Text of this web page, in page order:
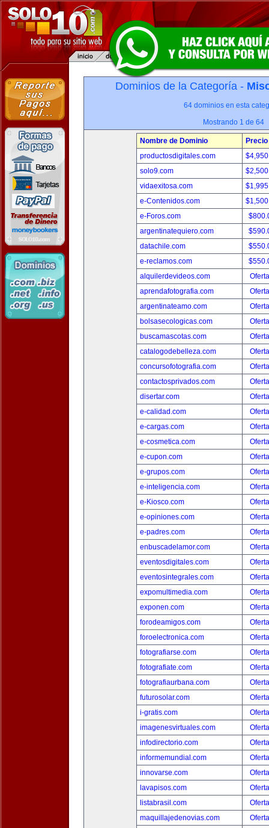
Dominios de la Categoría -
64 dominios en esta
Mostrando 1 de 64
Nombre de Dominio
Precio
productosdigitales.com
solo9.com
vidaexitosa.com
e-Contenidos.com
e-Foros.com
argentinatequiero.com
datachile.com
e-reclamos.com
alquilerdevideos.com
aprendafotografia.com
argentinateamo.com
bolsasecologicas.com
buscamascotas.com
catalogodebelleza.com
concursofotografia.com
contactosprivados.com
disertar.com
e-calidad.com
e-cargas.com
e-cosmetica.com
e-cupon.com
e-grupos.com
e-inteligencia.com
e-Kiosco.com
e-opiniones.com
e-padres.com
enbuscadelamor.com
eventosdigitales.com
eventosintegrales.com
expomultimedia.com
exponen.com
forodeamigos.com
foroelectronica.com
fotografiarse.com
fotografiate.com
fotografiaurbana.com
futurosolar.com
i-gratis.com
imagenesvirtuales.com
infodirectorio.com
informemundial.com
innovarse.com
lavapisos.com
listabrasil.com
maquillajedenovias.com